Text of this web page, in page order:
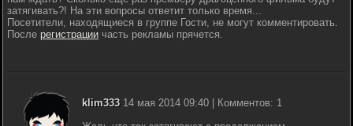
затягивать?! На эти вопросы ответит только время...
Посетители, находящиеся в группе Гости, не могут комментировать.
После регистрации часть рекламы прячется.
klim33314 мая 2014 09:40 | Комментов: 1